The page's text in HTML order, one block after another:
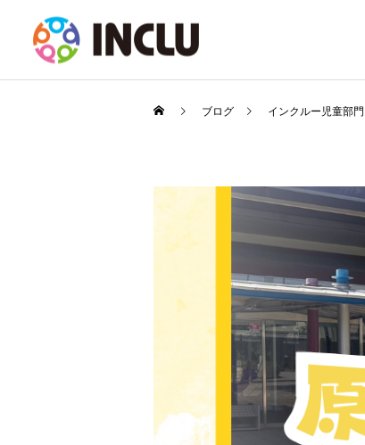
ブログ インクルー児童部門